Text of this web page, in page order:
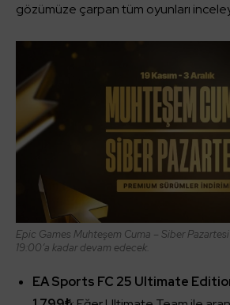
gözümüze çarpan tüm oyunları
Epic Games Muhteşem Cuma – Siber
19:00’a kadar devam edecek.
EA Sports FC 25 Ultimate